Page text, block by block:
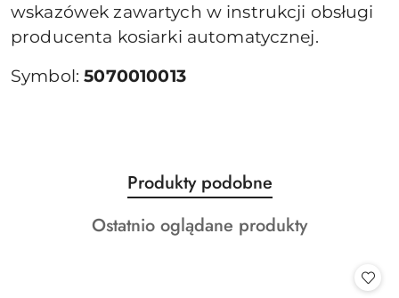
wskazówek zawartych w instrukcji obsługi
producenta kosiarki automatycznej.
Symbol:5070010013
Pomiń karuzelę produktów
Produkty
o
statusie:
Produkty podobne
Produkty
Ostatnio oglądane produkty